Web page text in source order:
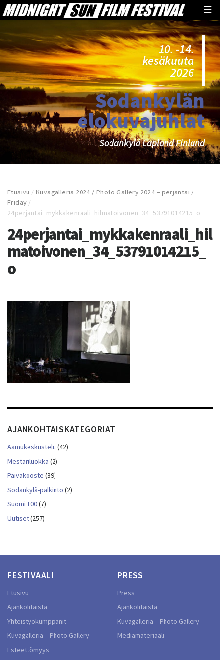
☰
10. -14.
kesäkuuta
2026
Sodankylän
elokuvajuhlat
Sodankylä Lapland Finland
Etusivu /Kuvagalleria 2024 / Photo Gallery 2024 – perjantai /
Friday /
24perjantai_mykkakenraali_hilmatoivonen_34_53791014215_o
24perjantai_mykkakenraali_hil
matoivonen_34_53791014215_
o
AJANKOHTAISKATEGORIAT
Aamukeskustelu (42)
Mestariluokka (2)
Päiväkooste (39)
Sodankylä-palkinto (2)
Suomi 100(7)
Uutiset(257)
FESTIVAALI
Etusivu
Ajankohtaista
Yhteistyökumppanit
Kuvagalleria – Photo Gallery
Esteettömyys
PRESS
Press
Ajankohtaista
Kuvagalleria – Photo Gallery
Mediamateriaali